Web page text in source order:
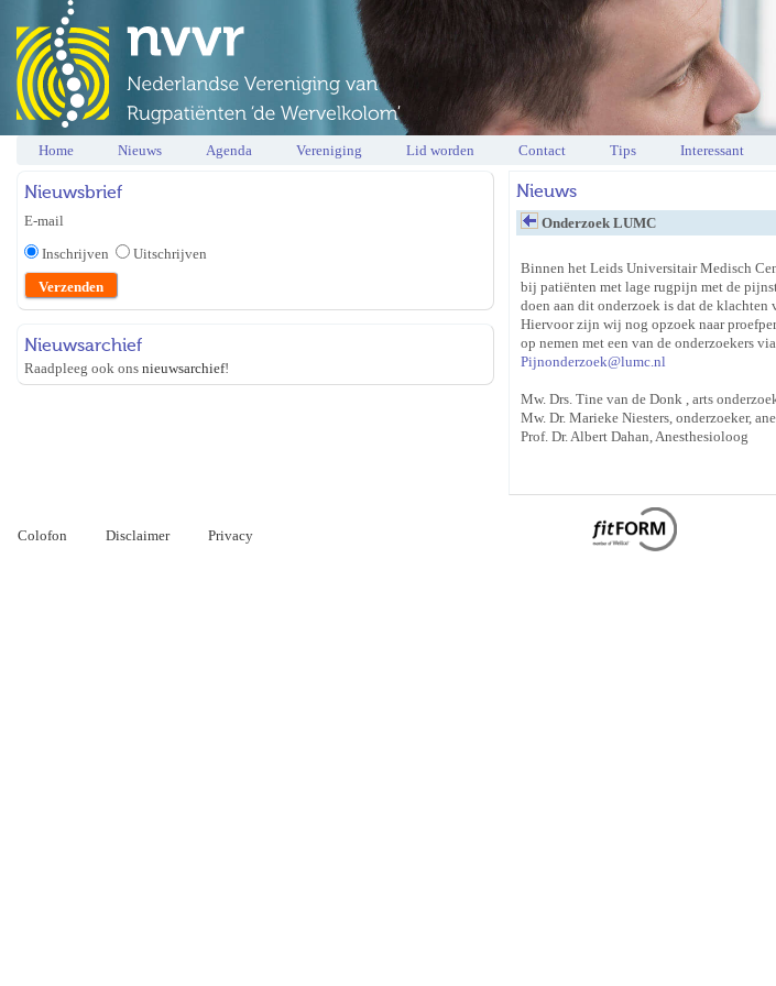
Home Nieuws Agenda Vereniging Lid worden Contact Tips Interessant
Nieuws
Onderzoek LUMC
Binnen het Leids Universitair Medisch
bij patiënten met lage rugpijn met de
doen aan dit onderzoek is dat de klachten
Hiervoor zijn wij nog opzoek naar
op nemen met een van de onderzoekers
Pijnonderzoek@lumc.nl
Mw. Drs. Tine van de Donk , arts
Mw. Dr. Marieke Niesters, onderzoeker,
Prof. Dr. Albert Dahan, Anesthesioloog
Nieuwsbrief
E-mail
Inschrijven
Uitschrijven
Nieuwsarchief
Raadpleeg ook ons nieuwsarchief!
Colofon Disclaimer Privacy